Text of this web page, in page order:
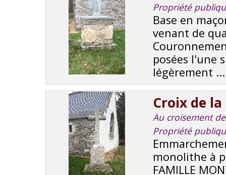
Propriété
Base en
venant de
posées l'une
légèrement ...
Croix de la
Au croisement
Propriété
monolithe à
FAMILLE